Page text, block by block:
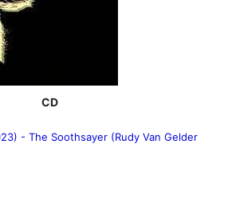
CD
- The Soothsayer (Rudy Van Gelder